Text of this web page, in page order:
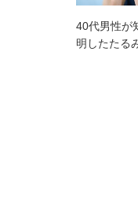
40代男性が
明したたる